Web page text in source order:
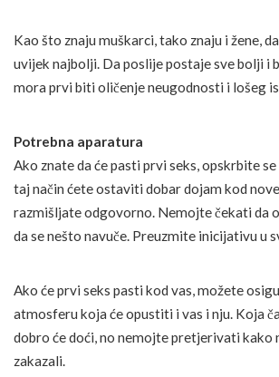
Kao što znaju muškarci, tako znaju i žene,
uvijek najbolji. Da poslije postaje sve bolji i
mora prvi biti oličenje neugodnosti i lošeg
Potrebna aparatura
Ako znate da će pasti prvi seks, opskrbite
taj način ćete ostaviti dobar dojam kod
razmišljate odgovorno. Nemojte čekati da
da se nešto navuče. Preuzmite inicijativu u
Ako će prvi seks pasti kod vas, možete
atmosferu koja će opustiti i vas i nju. Koja
dobro će doći, no nemojte pretjerivati kako
zakazali.